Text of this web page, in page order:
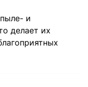
и
делает их